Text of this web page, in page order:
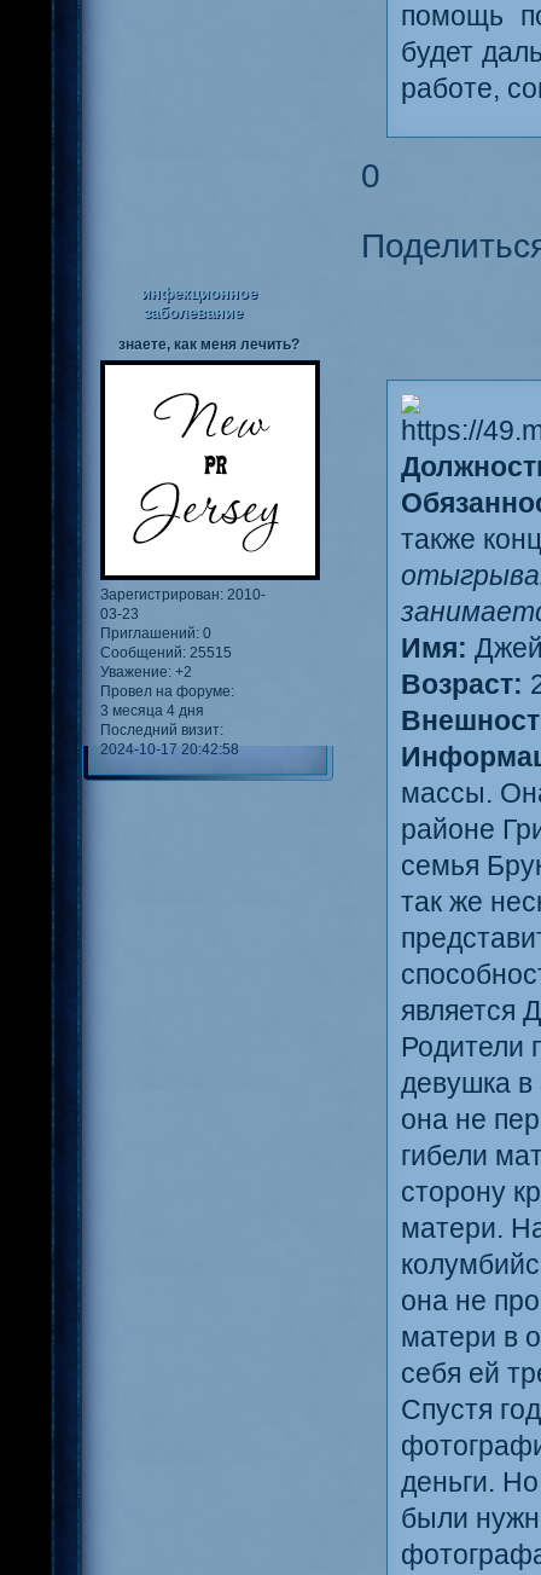
помощь
будет
работе,
0
инфекционное
заболевание
знаете, как меня лечить?
Зарегистрирован: 2010-
03-23
Приглашений: 0
Сообщений: 25515
Уважение: +2
Провел на форуме:
3 месяца 4 дня
Последний визит:
2024-10-17 20:42:58
также
Имя:
Возраст:
массы.
районе
семья
так же
является
Родители
девушка в
она не
гибели
сторону
матери.
она не
матери в
себя ей
Спустя
деньги.
были